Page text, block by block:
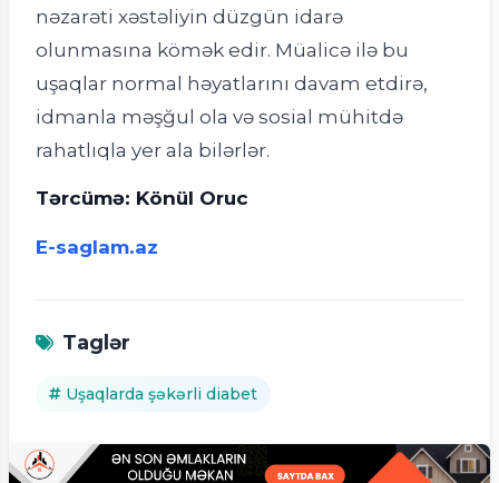
nəzarəti xəstəliyin düzgün idarə
olunmasına kömək edir. Müalicə ilə bu
uşaqlar normal həyatlarını davam etdirə,
idmanla məşğul ola və sosial mühitdə
rahatlıqla yer ala bilərlər.
Tərcümə: Könül Oruc
E-saglam.az
Taglər
Uşaqlarda şəkərli diabet